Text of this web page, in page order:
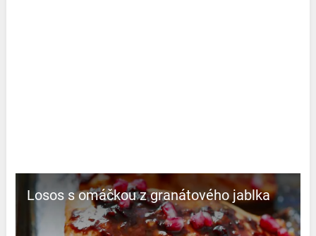
Losos s omáčkou z granátového jablka